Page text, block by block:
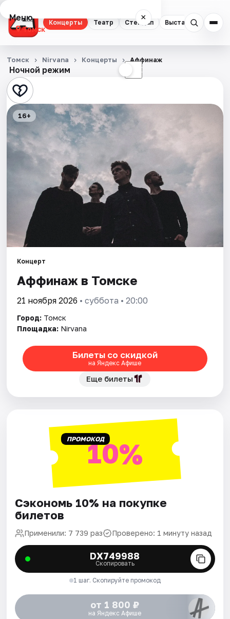
Концерты Театр Стендап Выставки
Меню ×
Томск
Концерты
Театр
Стендап
Выставки
Квесты
Экскурсии
События
Города
Площадки
Артисты
Рейтинги
Ночной режим ☾
Томск Nirvana Концерты Аффинаж
16+
Концерт
Аффинаж в Томске
21 ноября 2026 • суббота • 20:00
Город: Томск
Площадка: Nirvana
Билеты со скидкой
на Яндекс Афише
Еще билеты
ПРОМОКОД10%
Сэкономь 10% на покупке
билетов
Применили: 7 739 раз Проверено: 1 минуту назад
DX749988
Скопировать
1 шаг. Скопируйте промокод
от 1 800 ₽
на Яндекс Афише